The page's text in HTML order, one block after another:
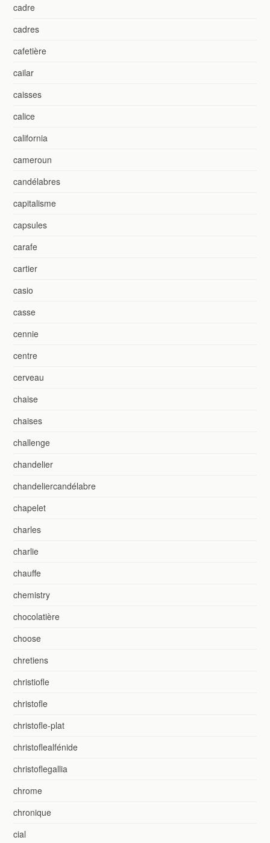
cadre
cadres
cafetière
cailar
caisses
calice
california
cameroun
candélabres
capitalisme
capsules
carafe
cartier
casio
casse
cennie
centre
cerveau
chaise
chaises
challenge
chandelier
chandeliercandélabre
chapelet
charles
charlie
chauffe
chemistry
chocolatière
choose
chretiens
christiofle
christofle
christofle-plat
christoflealfénide
christoflegallia
chrome
chronique
cial